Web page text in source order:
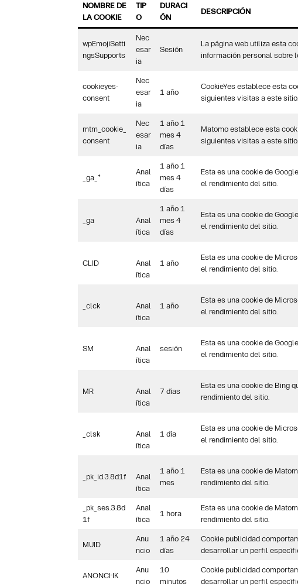
NOMBRE DE
LA COOKIE
TIP
O
DURACI
ÓN
DESCRIPCIÓN
wpEmojiSetti
ngsSupports
Nec
esar
ia
Sesión
La página web utiliza esta
información personal sobre
cookieyes-
consent
Nec
esar
ia
1 año
CookieYes establece esta
siguientes visitas a este
mtm_cookie_
consent
Nec
esar
ia
1 año 1
mes 4
días
Matomo establece esta
siguientes visitas a este
_ga_*
Anal
ítica
1 año 1
mes 4
días
Esta es una cookie de
el rendimiento del sitio.
_ga
Anal
ítica
1 año 1
mes 4
días
Esta es una cookie de
el rendimiento del sitio.
CLID
Anal
ítica
1 año
Esta es una cookie de
el rendimiento del sitio.
_clck
Anal
ítica
1 año
Esta es una cookie de
el rendimiento del sitio.
SM
Anal
ítica
sesión
Esta es una cookie de
el rendimiento del sitio.
MR
Anal
ítica
7 días
Esta es una cookie de Bing
rendimiento del sitio.
_clsk
Anal
ítica
1 día
Esta es una cookie de
el rendimiento del sitio.
_pk_id.3.8d1f
Anal
ítica
1 año 1
mes
Esta es una cookie de
rendimiento del sitio.
_pk_ses.3.8d
1f
Anal
ítica
1 hora
Esta es una cookie de
rendimiento del sitio.
MUID
Anu
ncio
1 año 24
días
Cookie publicidad
desarrollar un perfil
ANONCHK
Anu
ncio
10
minutos
Cookie publicidad
desarrollar un perfil